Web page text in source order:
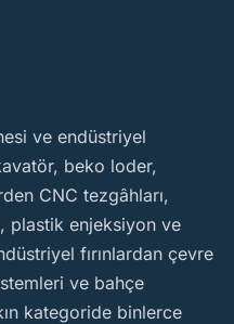
ve endüstriyel
beko loder,
CNC tezgâhları,
plastik enjeksiyon ve
fırınlardan çevre
ve bahçe
kategoride binlerce